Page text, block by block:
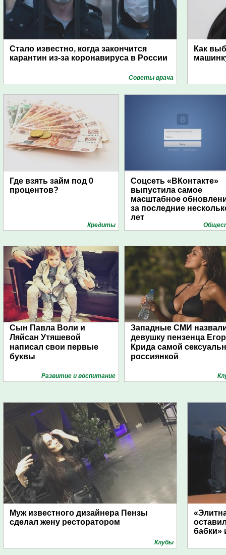
Стало известно, когда закончится
карантин из-за коронавируса в России
Советы врача
Как
Где взять займ под 0
процентов?
Кредиты
Соцсеть «ВКонтакте»
выпустила самое
масштабное
за последние
лет
Сын Павла Воли и
Ляйсан Утяшевой
написал свои первые
буквы
Развитие и воспитание
Западные СМИ
девушку пензенца
Крида самой
россиянкой
Муж известного дизайнера Пензы
сделал жену ресторатором
Клубы
бабки»